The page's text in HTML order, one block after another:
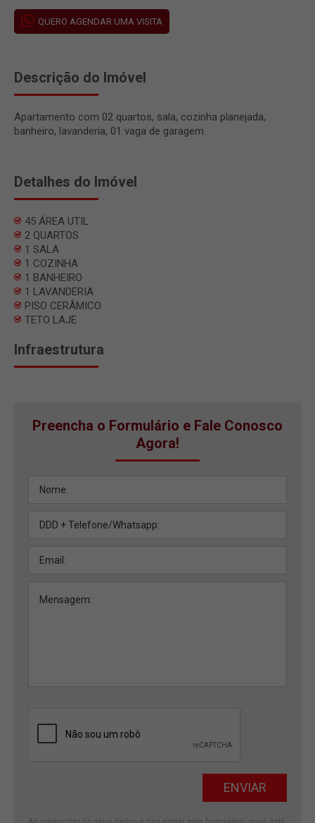
QUERO AGENDAR UMA VISITA
Descrição do Imóvel
Apartamento com 02 quartos, sala, cozinha planejada,
banheiro, lavanderia, 01 vaga de garagem.
Detalhes do Imóvel
45 ÁREA UTIL
2 QUARTOS
1 SALA
1 COZINHA
1 BANHEIRO
1 LAVANDERIA
PISO CERÂMICO
TETO LAJE
Infraestrutura
Preencha o Formulário e Fale Conosco
Agora!